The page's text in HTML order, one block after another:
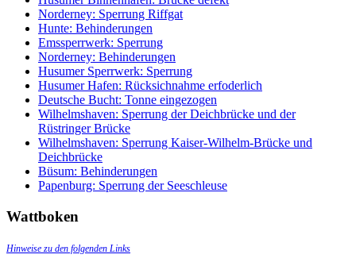
Norderney: Sperrung Riffgat
Hunte: Behinderungen
Emssperrwerk: Sperrung
Norderney: Behinderungen
Husumer Sperrwerk: Sperrung
Husumer Hafen: Rücksichnahme erfoderlich
Deutsche Bucht: Tonne eingezogen
Wilhelmshaven: Sperrung der Deichbrücke und der
Rüstringer Brücke
Wilhelmshaven: Sperrung Kaiser-Wilhelm-Brücke und
Deichbrücke
Büsum: Behinderungen
Papenburg: Sperrung der Seeschleuse
Wattboken
Hinweise zu den folgenden Links